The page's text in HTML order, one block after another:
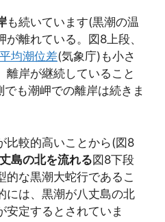
も続いています(黒潮の温
離れている。図8上段、
均潮位差(気象庁)も小さ
離岸が継続していること
でも潮岬での離岸は続きま
比較的高いことから(図8
島の北を流れる図8下段
な黒潮大蛇行であるこ
には、黒潮が八丈島の北
安定するとされていま